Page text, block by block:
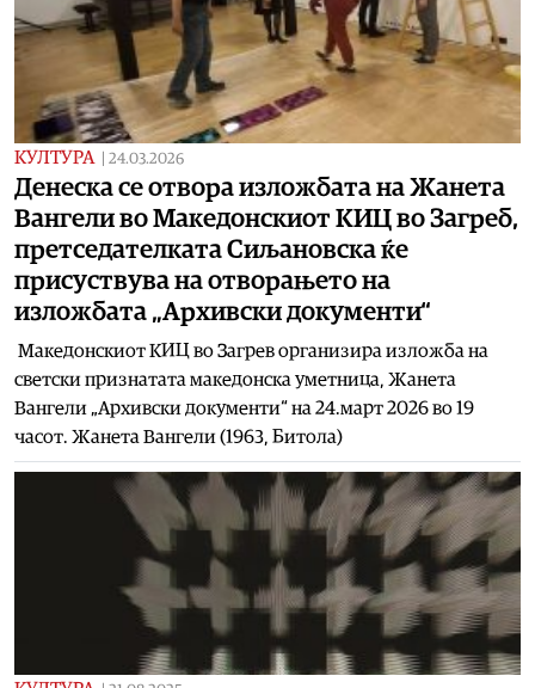
КУЛТУРА 24.03.2026
Денеска се отвора изложбата на Жанета
Вангели во Македонскиот КИЦ во Загреб,
претседателката Сиљановска ќе
присуствува на отворањето на
изложбата „Архивски документи“
Македонскиот КИЦ во Загрев организира изложба на
светски признатата македонска уметница, Жанета
Вангели „Архивски документи“ на 24.март 2026 во 19
часот. Жанета Вангели (1963, Битола)